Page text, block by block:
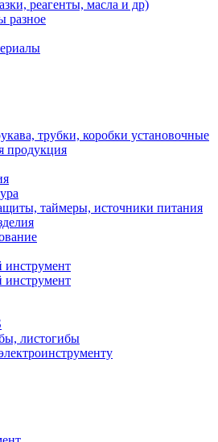
реагенты, масла и др)
разное
трубки, коробки установочные
продукция
таймеры, источники питания
инструмент
инструмент
листогибы